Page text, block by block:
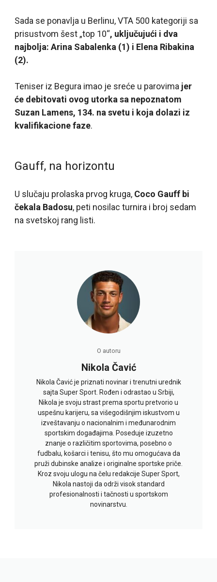
Sada se ponavlja u Berlinu, VTA 500 kategoriji sa
prisustvom šest „top 10“, uključujući i dva
najbolja: Arina Sabalenka (1) i Elena Ribakina
(2).
Teniser iz Begura imao je sreće u parovima jer
će debitovati ovog utorka sa nepoznatom
Suzan Lamens, 134. na svetu i koja dolazi iz
kvalifikacione faze.
Gauff, na horizontu
U slučaju prolaska prvog kruga, Coco Gauff bi
čekala Badosu, peti nosilac turnira i broj sedam
na svetskoj rang listi.
O autoru
Nikola Čavić
Nikola Čavić je priznati novinar i trenutni urednik
sajta Super Sport. Rođen i odrastao u Srbiji,
Nikola je svoju strast prema sportu pretvorio u
uspešnu karijeru, sa višegodišnjim iskustvom u
izveštavanju o nacionalnim i međunarodnim
sportskim događajima. Poseduje izuzetno
znanje o različitim sportovima, posebno o
fudbalu, košarci i tenisu, što mu omogućava da
pruži dubinske analize i originalne sportske priče.
Kroz svoju ulogu na čelu redakcije Super Sport,
Nikola nastoji da održi visok standard
profesionalnosti i tačnosti u sportskom
novinarstvu.